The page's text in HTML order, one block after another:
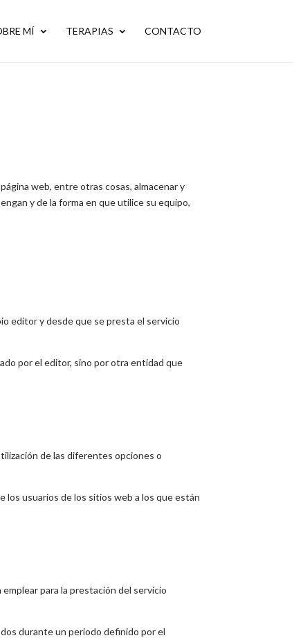
MÍ TERAPIAS CONTACTO
web, entre otras cosas, almacenar y
y de la forma en que utilice su equipo,
editor y desde que se presta el servicio
por el editor, sino por otra entidad que
de las diferentes opciones o
los usuarios de los sitios web a los que están
para la prestación del servicio
durante un periodo definido por el